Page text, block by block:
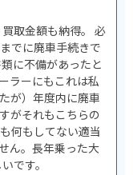
取金額も納得。 必
でに廃車手続きで
に不備があったと
ラーにもこれは私
が）年度内に廃車
がそれもこちらの
何もしてない適当
ん。長年乗った大
です。